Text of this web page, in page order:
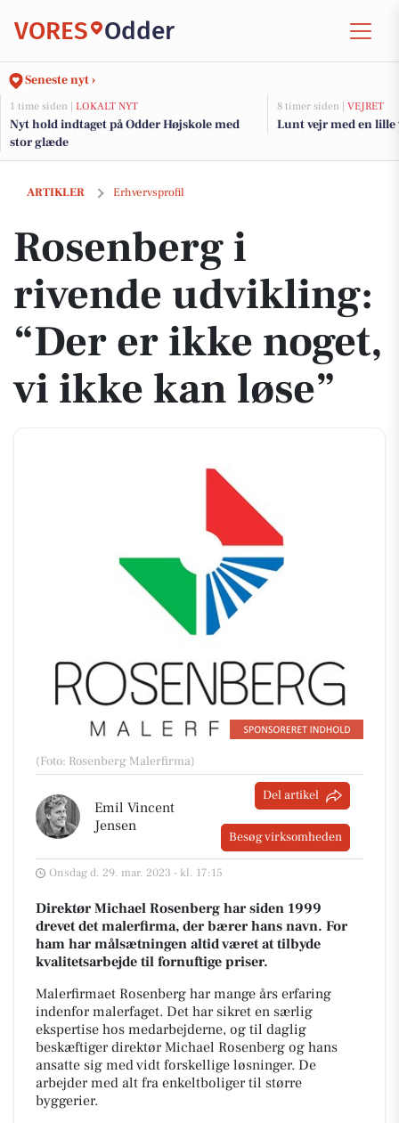
VORES Odder
Seneste nyt ›
1 time siden | LOKALT NYT
Nyt hold indtaget på Odder Højskole med
stor glæde
8 timer siden | VEJRET
Lunt vejr med en lille
ARTIKLER Erhvervsprofil
Rosenberg i rivende udvikling: “Der er ikke noget, vi ikke kan løse”
Rosenberg i
rivende udvikling:
“Der er ikke noget,
vi ikke kan løse”
(Foto: Rosenberg Malerfirma)
Emil Vincent
Jensen
Del artikel
Besøg virksomheden
Onsdag d. 29. mar. 2023 - kl. 17:15
Direktør Michael Rosenberg har siden 1999
drevet det malerfirma, der bærer hans navn. For
ham har målsætningen altid været at tilbyde
kvalitetsarbejde til fornuftige priser.
Malerfirmaet Rosenberg har mange års erfaring
indenfor malerfaget. Det har sikret en særlig
ekspertise hos medarbejderne, og til daglig
beskæftiger direktør Michael Rosenberg og hans
ansatte sig med vidt forskellige løsninger. De
arbejder med alt fra enkeltboliger til større
byggerier.